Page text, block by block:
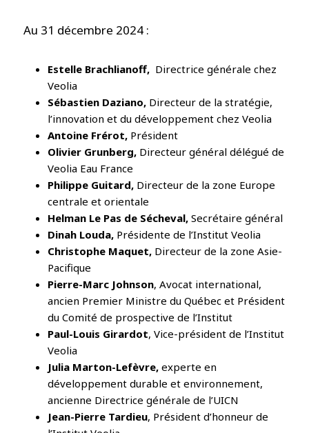
Au 31 décembre 2024 :
Estelle Brachlianoff, Directrice générale chez
Veolia
Sébastien Daziano, Directeur de la stratégie,
l’innovation et du développement chez Veolia
Antoine Frérot, Président
Olivier Grunberg, Directeur général délégué de
Veolia Eau France
Philippe Guitard, Directeur de la zone Europe
centrale et orientale
Helman Le Pas de Sécheval, Secrétaire général
Dinah Louda, Présidente de l’Institut Veolia
Christophe Maquet, Directeur de la zone Asie-
Pacifique
Pierre-Marc Johnson, Avocat international,
ancien Premier Ministre du Québec et Président
du Comité de prospective de l’Institut
Paul-Louis Girardot, Vice-président de l’Institut
Veolia
Julia Marton-Lefèvre, experte en
développement durable et environnement,
ancienne Directrice générale de l’UICN
Jean-Pierre Tardieu, Président d’honneur de